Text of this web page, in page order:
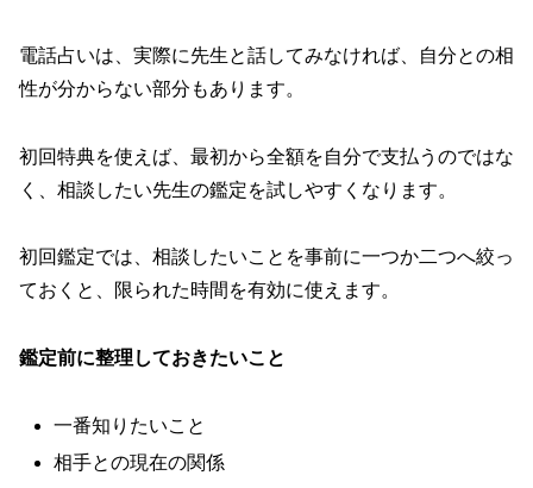
電話占いは、実際に先生と話してみなければ、自分との相
性が分からない部分もあります。
初回特典を使えば、最初から全額を自分で支払うのではな
く、相談したい先生の鑑定を試しやすくなります。
初回鑑定では、相談したいことを事前に一つか二つへ絞っ
ておくと、限られた時間を有効に使えます。
鑑定前に整理しておきたいこと
一番知りたいこと
相手との現在の関係